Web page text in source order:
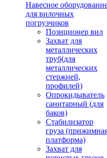
Навесное
для вилочных
погрузчиков
Позиционер вил
Захват для
металлических
труб(для
металлических
стержней,
профилей)
Опрокидыватель
санитарный (для
баков)
Стабилизатор
груза
платформа)
Захват для